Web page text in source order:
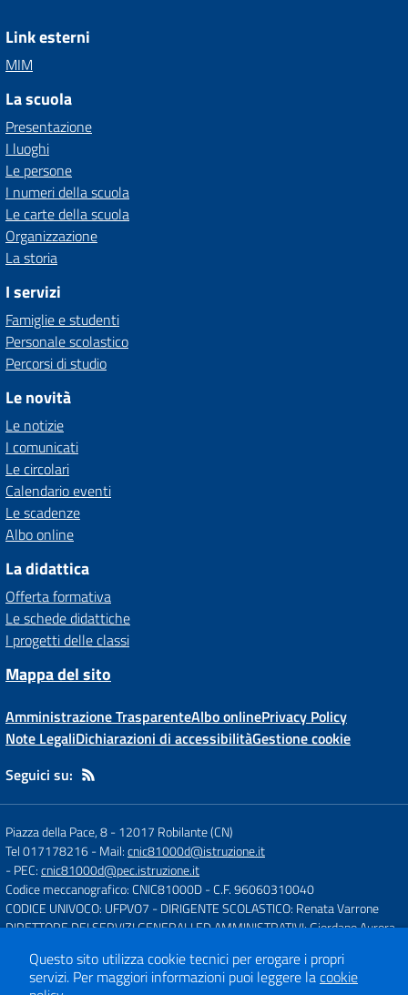
Link esterni
MIM
La scuola
Presentazione
I luoghi
Le persone
I numeri della scuola
Le carte della scuola
Organizzazione
La storia
I servizi
Famiglie e studenti
Personale scolastico
Percorsi di studio
Le novità
Le notizie
I comunicati
Le circolari
Calendario eventi
Le scadenze
Albo online
La didattica
Offerta formativa
Le schede didattiche
I progetti delle classi
Mappa del sito
Amministrazione TrasparenteAlbo onlinePrivacy Policy
Note LegaliDichiarazioni di accessibilitàGestione cookie
Seguici su:
Piazza della Pace, 8-12017 Robilante (CN)
Tel 017178216- Mail:cnic81000d@istruzione.it
- PEC:cnic81000d@pec.istruzione.it
Codice meccanografico: CNIC81000D- C.F. 96060310040
CODICE UNIVOCO: UFPVO7 - DIRIGENTE SCOLASTICO: Renata Varrone
DIRETTORE DEI SERVIZI GENERALI ED AMMINISTRATIVI: Giordano Aurora
Concept & Design by
Designers Italia
Questo sito utilizza cookie tecnici per erogare i propri
servizi. Per maggiori informazioni puoi leggere lacookie